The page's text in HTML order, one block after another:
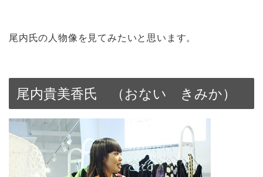
尾内氏の人物像を見てみたいと思います。
尾内貴美香氏 （おない きみか）